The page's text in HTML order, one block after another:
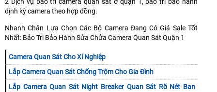
định kỳ camera theo hợp đồng.
Nhanh Chân Lựa Chọn Các Bộ Camera Đang Có Giá Sale Tốt
Nhất: Bảo Trì Bảo Hành Sửa Chửa Camera Quan Sát Quận 1
Camera Quan Sát Cho Xí Nghiệp
Lắp Camera Quan Sát Chống Trộm Cho Gia Đình
Lắp Camera Quan Sát Night Breaker Quan Sát Rõ Nét Ban